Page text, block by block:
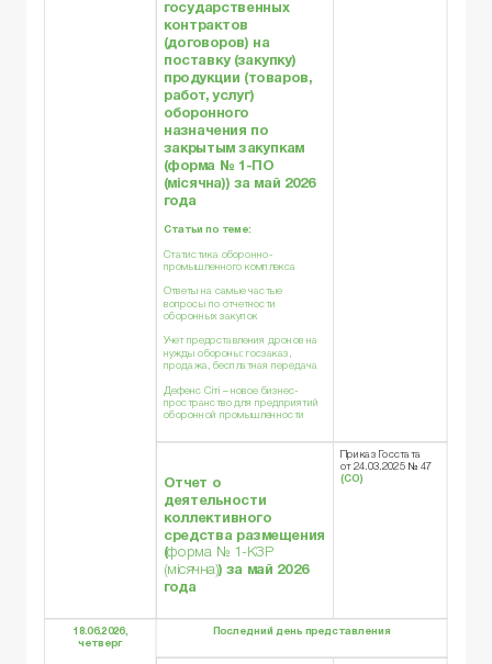
государственных
контрактов
(договоров) на
поставку (закупку)
продукции (товаров,
работ, услуг)
оборонного
назначения по
закрытым закупкам
(форма № 1-ПО
(місячна)) за май 2026
года
Статьи по теме:
Статистика оборонно-
промышленного комплекса
Ответы на самые частые
вопросы по отчетности
оборонных закупок
Учет предоставления дронов на
нужды обороны: госзаказ,
продажа, бесплатная передача
Дефенс Сіті – новое бизнес-
пространство для предприятий
оборонной промышленности
Отчет о
деятельности
коллективного
средства размещения
(форма № 1-КЗР
(місячна)) за май 2026
года
Приказ Госстата
от 24.03.2025 № 47
(СО)
18.06.2026,
четверг
Последний день представления